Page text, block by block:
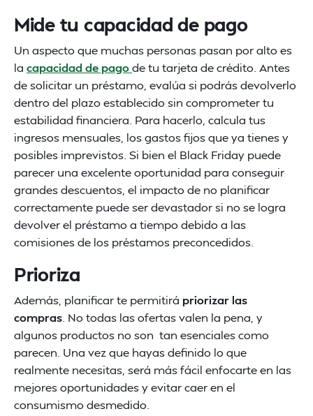
Mide tu capacidad de pago
Un aspecto que muchas personas pasan por alto es
la capacidad de pagode tu tarjeta de crédito. Antes
de solicitar un préstamo, evalúa si podrás devolverlo
dentro del plazo establecido sin comprometer tu
estabilidad financiera. Para hacerlo, calcula tus
ingresos mensuales, los gastos fijos que ya tienes y
posibles imprevistos. Si bien el Black Friday puede
parecer una excelente oportunidad para conseguir
grandes descuentos, el impacto de no planificar
correctamente puede ser devastador si no se logra
devolver el préstamo a tiempo debido a las
comisiones de los préstamos preconcedidos.
Prioriza
Además, planificar te permitirá priorizar las
compras . No todas las ofertas valen la pena, y
algunos productos no son tan esenciales como
parecen. Una vez que hayas definido lo que
realmente necesitas, será más fácil enfocarte en las
mejores oportunidades y evitar caer en el
consumismo desmedido.